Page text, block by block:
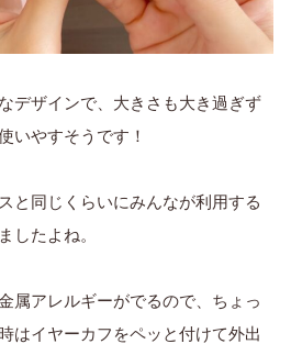
デザインで、大きさも大き過ぎず
いやすそうです！
と同じくらいにみんなが利用する
したよね。
属アレルギーがでるので、ちょっ
はイヤーカフをペッと付けて外出